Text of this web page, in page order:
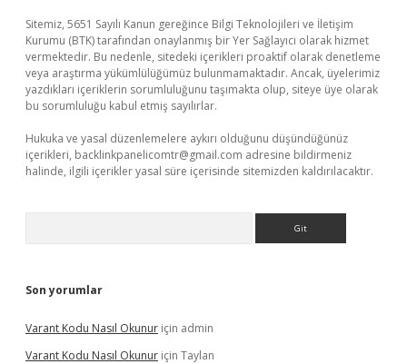
Sitemiz, 5651 Sayılı Kanun gereğince Bilgi Teknolojileri ve İletişim
Kurumu (BTK) tarafından onaylanmış bir Yer Sağlayıcı olarak hizmet
vermektedir. Bu nedenle, sitedeki içerikleri proaktif olarak denetleme
veya araştırma yükümlülüğümüz bulunmamaktadır. Ancak, üyelerimiz
yazdıkları içeriklerin sorumluluğunu taşımakta olup, siteye üye olarak
bu sorumluluğu kabul etmiş sayılırlar.
Hukuka ve yasal düzenlemelere aykırı olduğunu düşündüğünüz
içerikleri, backlinkpanelicomtr@gmail.com adresine bildirmeniz
halinde, ilgili içerikler yasal süre içerisinde sitemizden kaldırılacaktır.
Son yorumlar
Varant Kodu Nasıl Okunur için admin
Varant Kodu Nasıl Okunur için Taylan